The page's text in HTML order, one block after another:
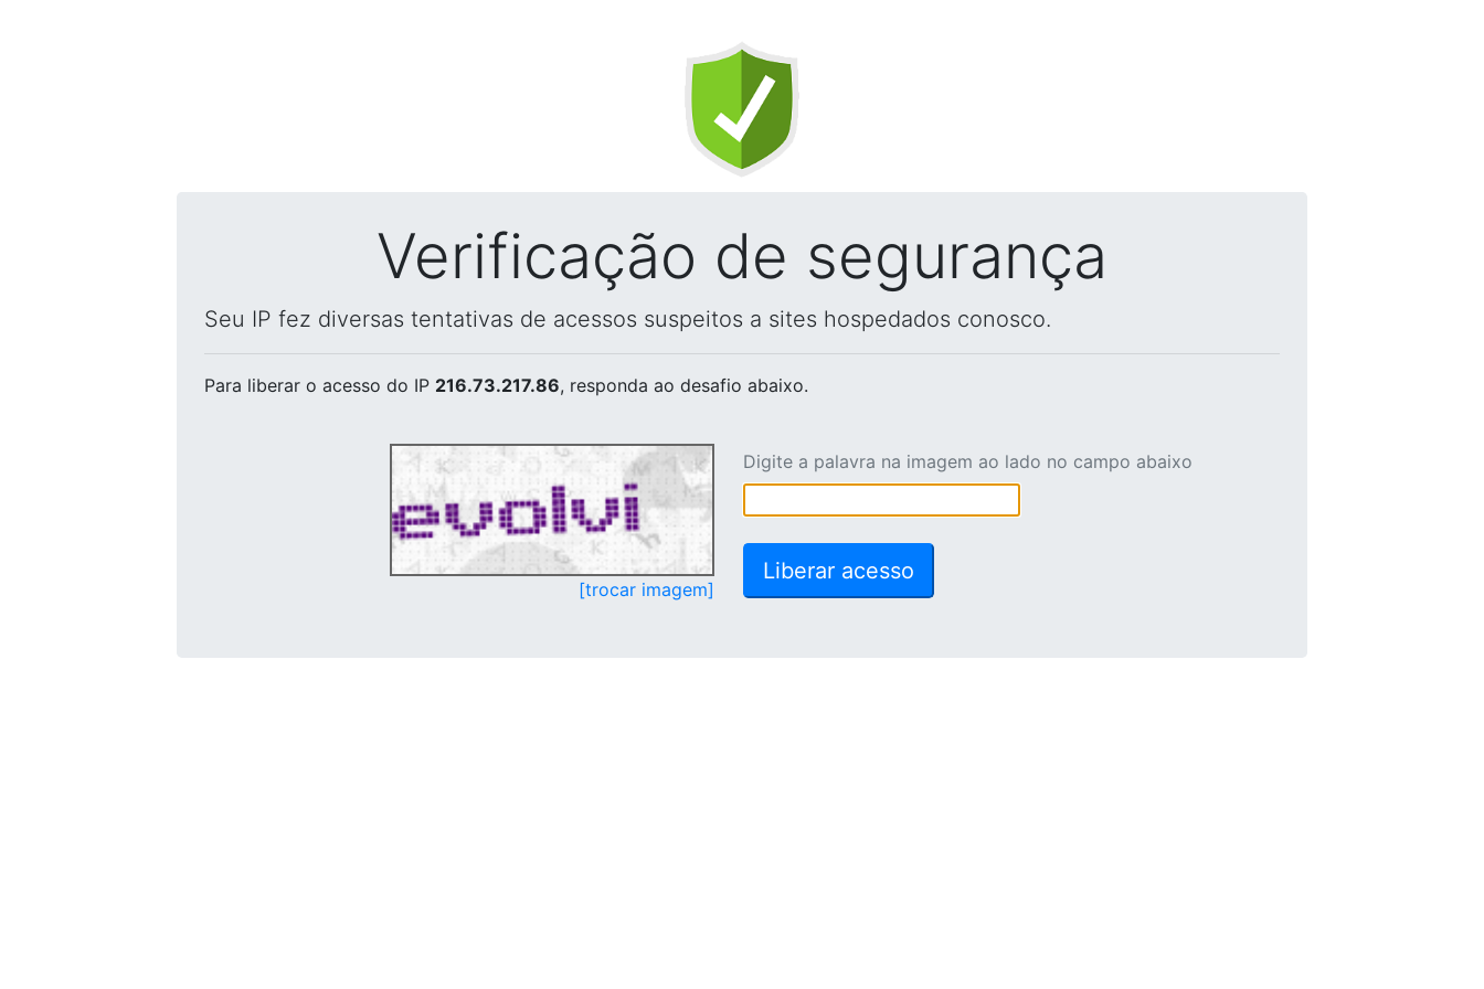
Verificação de segurança
Seu IP fez diversas tentativas de acessos suspeitos a sites hospedados conosco.
Para liberar o acesso do IP 216.73.217.86, responda ao desafio abaixo.
[trocar imagem]
Digite a palavra na imagem ao lado no campo abaixo